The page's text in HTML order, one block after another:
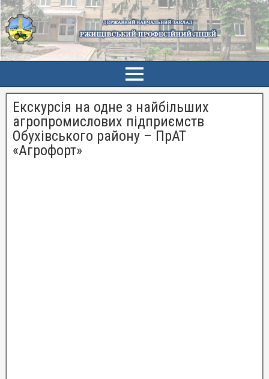
Екскурсія на одне з найбільших
агропромислових підприємств
Обухівського району – ПрАТ
«Агрофорт»